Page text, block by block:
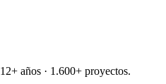
años · 1.600+ proyectos.